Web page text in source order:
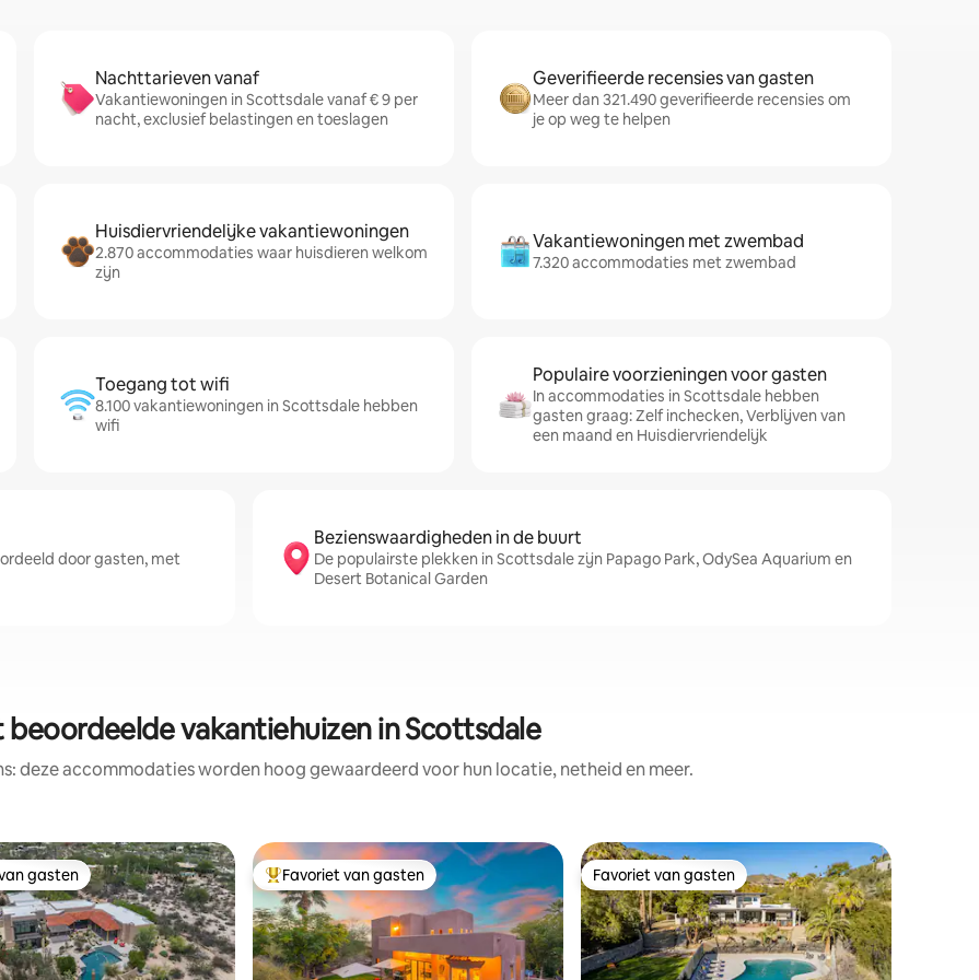
Nachttarieven vanaf
Vakantiewoningen in Scottsdale vanaf € 9 per
nacht, exclusief belastingen en toeslagen
Geverifieerde recensies van gasten
Meer dan 321.490 geverifieerde recensies om
je op weg te helpen
Huisdiervriendelijke vakantiewoningen
2.870 accommodaties waar huisdieren welkom
zijn
Vakantiewoningen met zwembad
7.320 accommodaties met zwembad
Toegang tot wifi
8.100 vakantiewoningen in Scottsdale hebben
wifi
Populaire voorzieningen voor gasten
In accommodaties in Scottsdale hebben
gasten graag: Zelf inchecken, Verblijven van
een maand en Huisdiervriendelijk
door gasten, met
Bezienswaardigheden in de buurt
De populairste plekken in Scottsdale zijn Papago Park, OdySea Aquarium en
Desert Botanical Garden
beoordeelde vakantiehuizen in Scottsdale
deze accommodaties worden hoog gewaardeerd voor hun locatie, netheid en meer.
gasten
gasten Topfavoriet van gasten
Favoriet van gasten Favoriet van gasten
Favoriet van gasten